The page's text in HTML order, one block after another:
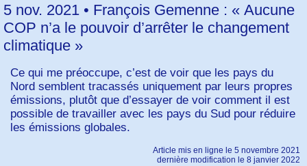
5 nov. 2021 • François Gemenne : « Aucune
COP n’a le pouvoir d’arrêter le changement
climatique »
Ce qui me préoccupe, c’est de voir que les pays du
Nord semblent tracassés uniquement par leurs propres
émissions, plutôt que d’essayer de voir comment il est
possible de travailler avec les pays du Sud pour réduire
les émissions globales.
Article mis en ligne le 5 novembre 2021
dernière modification le 8 janvier 2022